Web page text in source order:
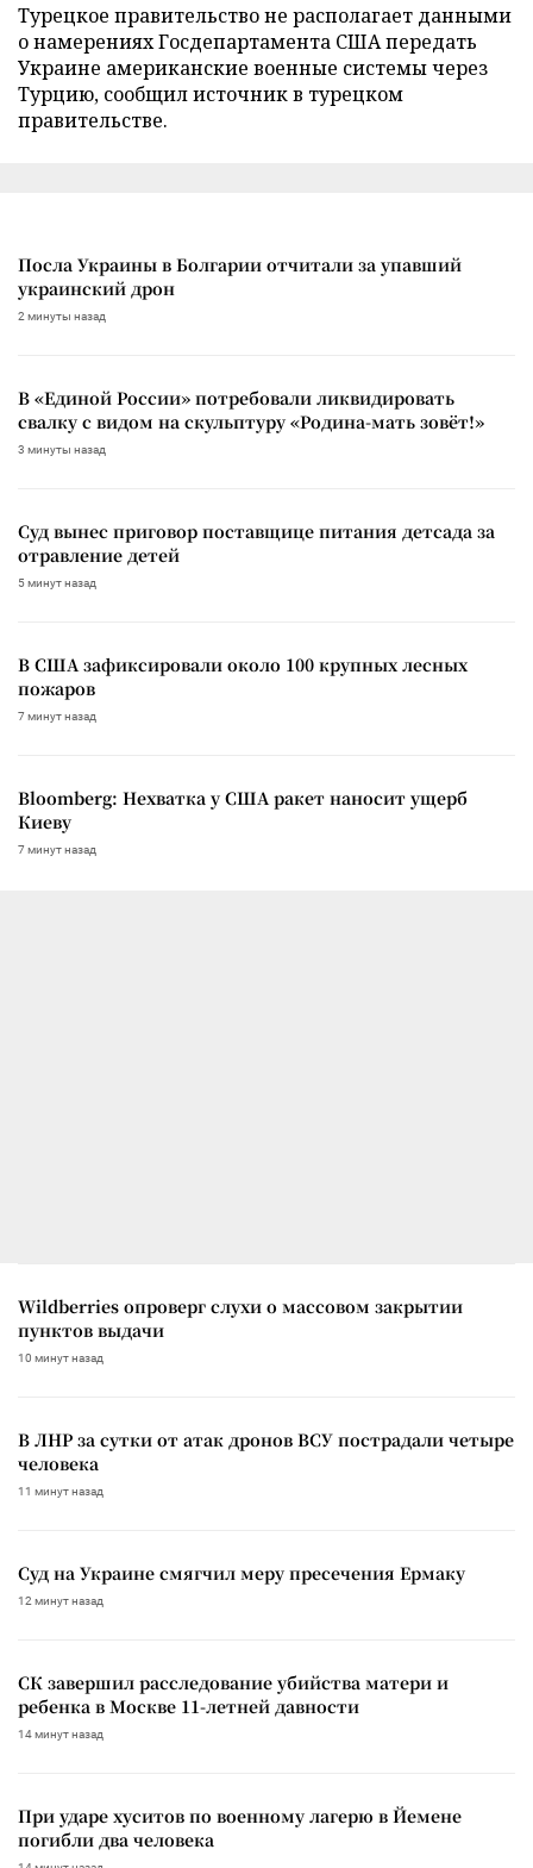
Турецкое правительство не располагает данными
о намерениях Госдепартамента США передать
Украине американские военные системы через
Турцию, сообщил источник в турецком
правительстве.
Посла Украины в Болгарии отчитали за упавший
украинский дрон
2 минуты назад
В «Единой России» потребовали ликвидировать
свалку с видом на скульптуру «Родина-мать зовёт!»
3 минуты назад
Суд вынес приговор поставщице питания детсада за
отравление детей
5 минут назад
В США зафиксировали около 100 крупных лесных
пожаров
7 минут назад
Bloomberg: Нехватка у США ракет наносит ущерб
Киеву
7 минут назад
Wildberries опроверг слухи о массовом закрытии
пунктов выдачи
10 минут назад
В ЛНР за сутки от атак дронов ВСУ пострадали четыре
человека
11 минут назад
Суд на Украине смягчил меру пресечения Ермаку
12 минут назад
СК завершил расследование убийства матери и
ребенка в Москве 11-летней давности
14 минут назад
При ударе хуситов по военному лагерю в Йемене
погибли два человека